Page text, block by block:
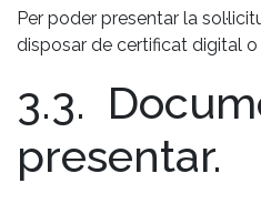
Per poder presentar la
disposar de certificat digital
3.3.
presentar.